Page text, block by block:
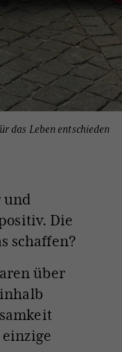
das Leben entschieden
und
Die
schaffen?
über